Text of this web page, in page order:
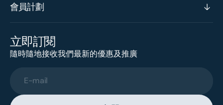
會員計劃
立即訂閱
隨時隨地接收我們最新的優惠及推廣
E-mail